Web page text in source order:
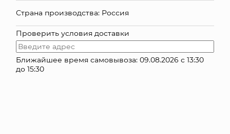
Страна производства: Россия
Проверить условия доставки
Ближайшее время самовывоза: 09.08.2026 с 13:30
до 15:30